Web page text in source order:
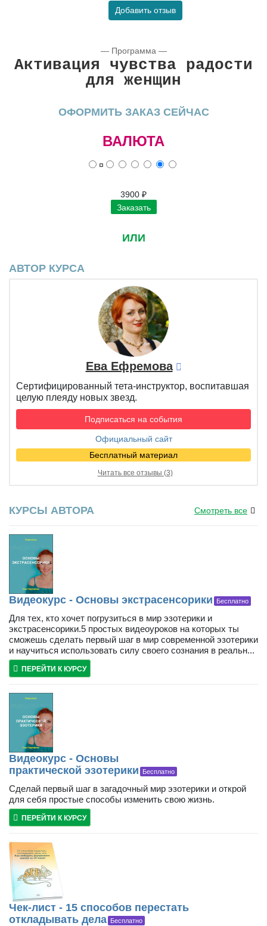
Добавить отзыв
— Программа —
Активация чувства радости
для женщин
ОФОРМИТЬ ЗАКАЗ СЕЙЧАС
ВАЛЮТА
¤
3900 ₽
Заказать
ИЛИ
АВТОР КУРСА
Ева Ефремова
Сертифицированный тета-инструктор, воспитавшая
целую плеяду новых звезд.
Подписаться на события
Официальный сайт
Бесплатный материал
Читать все отзывы (3)
КУРСЫ АВТОРА Смотреть все
Видеокурс - Основы экстрасенсорики Бесплатно
Для тех, кто хочет погрузиться в мир эзотерики и
экстрасенсорики.5 простых видеоуроков на которых ты
сможешь сделать первый шаг в мир современной эзотерики
и научиться использовать силу своего сознания в реальн...
ПЕРЕЙТИ К КУРСУ
Видеокурс - Основы
практической эзотерики
Бесплатно
Сделай первый шаг в загадочный мир эзотерики и открой
для себя простые способы изменить свою жизнь.
ПЕРЕЙТИ К КУРСУ
Чек-лист - 15 способов перестать
откладывать дела Бесплатно